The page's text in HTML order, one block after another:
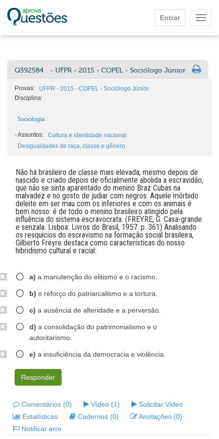
Entrar
Q392584 - UFPR - 2015 - COPEL - Sociólogo Júnior
Provas:
UFPR - 2015 - COPEL - Sociólogo Júnior
Disciplina:
Sociologia
-Assuntos:
Cultura e identidade nacional
Desigualdades de raça, classe e gênero
Não há brasileiro de classe mais elevada, mesmo depois de
nascido e criado depois de oficialmente abolida a escravidão,
que não se sinta aparentado do menino Braz Cubas na
malvadez e no gosto de judiar com negros. Aquele mórbido
deleite em ser mau com os inferiores e com os animais é
bem nosso: é de todo o menino brasileiro atingido pela
influência do sistema escravocrata. (FREYRE, G. Casa-grande
e senzala. Lisboa: Livros do Brasil, 1957. p. 361) Analisando
os resquícios do escravismo na formação social brasileira,
Gilberto Freyre destaca como características do nosso
hibridismo cultural e racial:
a) a manutenção do elitismo e o racismo.
b) o reforço do patriarcalismo e a tortura.
c) a ausência de alteridade e a perversão.
d) a consolidação do patrimonialismo e o
autoritarismo.
e) a insuficiência da democracia e violência.
Responder
Comentários (0) Vídeo (1)
Solicitar Video
Estatísticas
Cadernos (0)
Anotações (0)
Notificar erro